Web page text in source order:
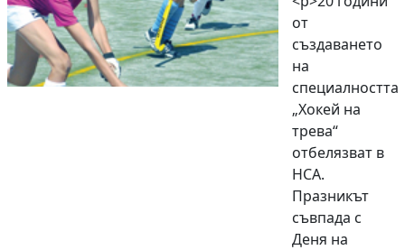
от
създаването
на
специалността
„Хокей на
трева“
отбелязват в
НСА.
Празникът
съвпада с
Деня на